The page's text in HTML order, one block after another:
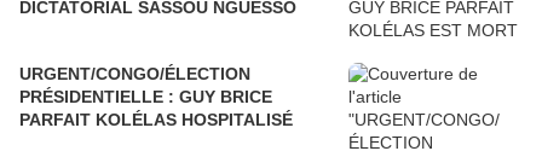
DICTATORIAL SASSOU NGUESSO
URGENT/CONGO/ÉLECTION
PRÉSIDENTIELLE : GUY BRICE
PARFAIT KOLÉLAS HOSPITALISÉ